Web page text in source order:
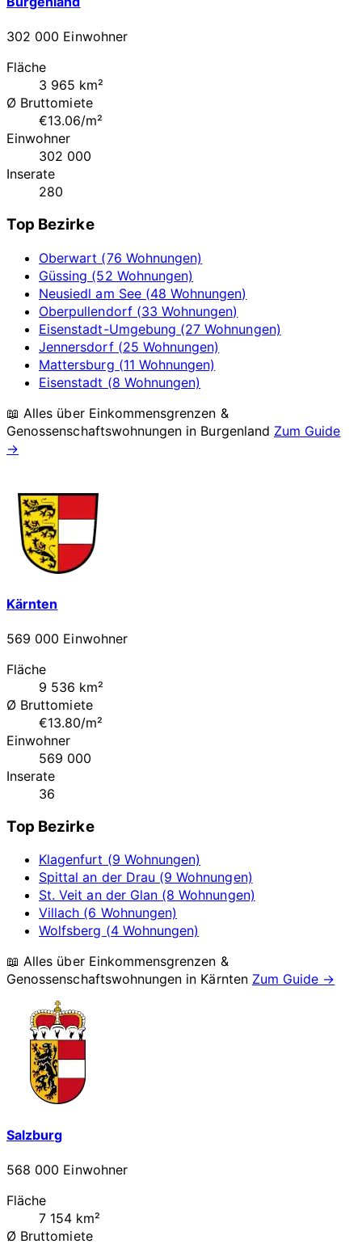
302 000 Einwohner
Fläche
3 965 km²
Ø Bruttomiete
€13.06/m²
Einwohner
302 000
Inserate
280
Top Bezirke
Oberwart (76 Wohnungen)
Güssing (52 Wohnungen)
Neusiedl am See (48 Wohnungen)
Oberpullendorf (33 Wohnungen)
Eisenstadt-Umgebung (27 Wohnungen)
Jennersdorf (25 Wohnungen)
Mattersburg (11 Wohnungen)
Eisenstadt (8 Wohnungen)
📖 Alles über Einkommensgrenzen &
Genossenschaftswohnungen in Burgenland Zum Guide
→
Kärnten
569 000 Einwohner
Fläche
9 536 km²
Ø Bruttomiete
€13.80/m²
Einwohner
569 000
Inserate
36
Top Bezirke
Klagenfurt (9 Wohnungen)
Spittal an der Drau (9 Wohnungen)
St. Veit an der Glan (8 Wohnungen)
Villach (6 Wohnungen)
Wolfsberg (4 Wohnungen)
📖 Alles über Einkommensgrenzen &
Genossenschaftswohnungen in Kärnten Zum Guide →
Salzburg
568 000 Einwohner
Fläche
7 154 km²
Ø Bruttomiete